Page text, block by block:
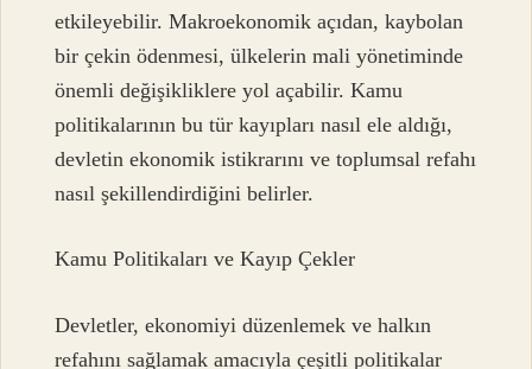
etkileyebilir. Makroekonomik açıdan, kaybolan
bir çekin ödenmesi, ülkelerin mali yönetiminde
önemli değişikliklere yol açabilir. Kamu
politikalarının bu tür kayıpları nasıl ele aldığı,
devletin ekonomik istikrarını ve toplumsal refahı
nasıl şekillendirdiğini belirler.
Kamu Politikaları ve Kayıp Çekler
Devletler, ekonomiyi düzenlemek ve halkın
refahını sağlamak amacıyla çeşitli politikalar